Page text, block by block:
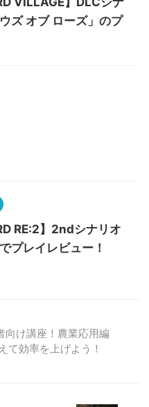
ズ オブ ローズ」のプ
RE:2】2ndシナリオ
プレイレビュー！
向け講座！農業応用編
て効率を上げよう！